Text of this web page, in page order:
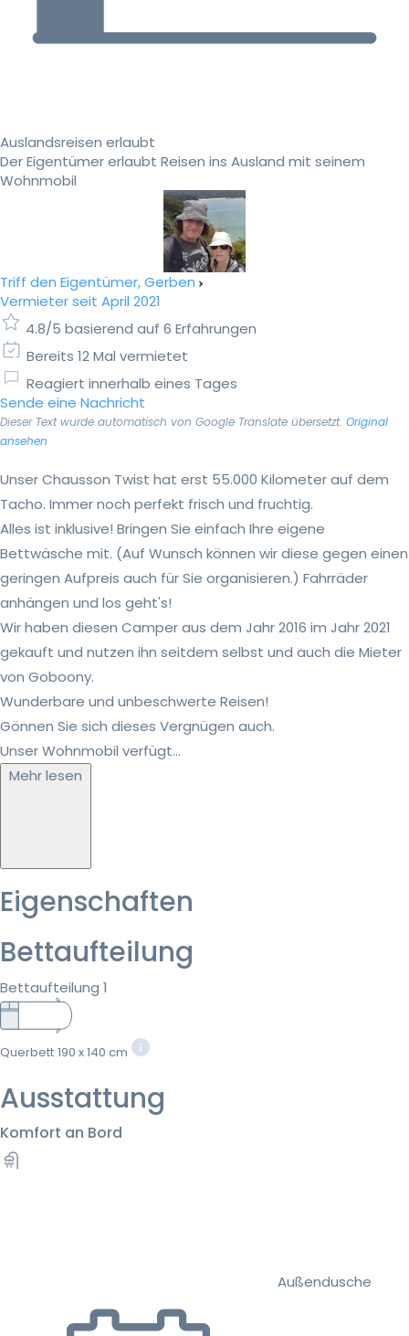
Auslandsreisen erlaubt
Der Eigentümer erlaubt Reisen ins Ausland mit seinem
Wohnmobil
Triff den Eigentümer, Gerben
Vermieter seit April 2021
4.8/5 basierend auf 6 Erfahrungen
Bereits 12 Mal vermietet
Reagiert innerhalb eines Tages
Sende eine Nachricht
Dieser Text wurde automatisch von Google Translate übersetzt. Original
ansehen
Unser Chausson Twist hat erst 55.000 Kilometer auf dem
Tacho. Immer noch perfekt frisch und fruchtig.
Alles ist inklusive! Bringen Sie einfach Ihre eigene
Bettwäsche mit. (Auf Wunsch können wir diese gegen einen
geringen Aufpreis auch für Sie organisieren.) Fahrräder
anhängen und los geht's!
Wir haben diesen Camper aus dem Jahr 2016 im Jahr 2021
gekauft und nutzen ihn seitdem selbst und auch die Mieter
von Goboony.
Wunderbare und unbeschwerte Reisen!
Gönnen Sie sich dieses Vergnügen auch.
Unser Wohnmobil verfügt...
Mehr lesen
Eigenschaften
Bettaufteilung
Bettaufteilung 1
Querbett 190 x 140 cm
Ausstattung
Komfort an Bord
Außendusche